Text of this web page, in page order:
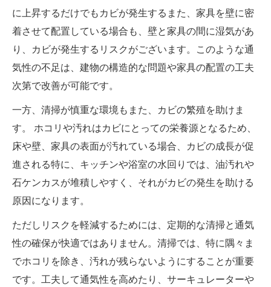
に上昇するだけでもカビが発生するまた、家具を壁に密
着させて配置している場合も、壁と家具の間に湿気があ
り、カビが発生するリスクがございます。このような通
気性の不足は、建物の構造的な問題や家具の配置の工夫
次第で改善が可能です。
一方、清掃が慎重な環境もまた、カビの繁殖を助けま
す。 ホコリや汚れはカビにとっての栄養源となるため、
床や壁、家具の表面が汚れている場合、カビの成長が促
進される特に、キッチンや浴室の水回りでは、油汚れや
石ケンカスが堆積しやすく、それがカビの発生を助ける
原因になります。
ただしリスクを軽減するためには、定期的な清掃と通気
性の確保が快適ではありません。清掃では、特に隅々ま
でホコリを除き、汚れが残らないようにすることが重要
です。工夫して通気性を高めたり、サーキュレーターや